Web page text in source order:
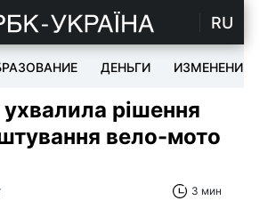
RU
ДЕНЬГИ ИЗМЕНЕНИЯ
рішення
вело-мото
3 мин